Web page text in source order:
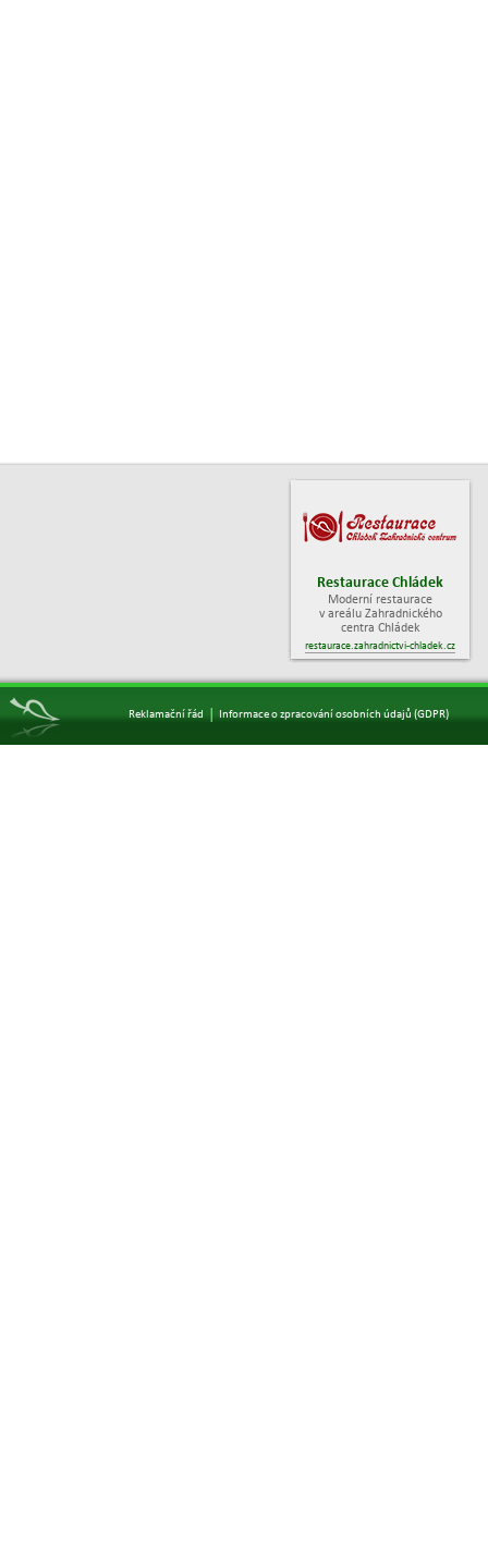
Restaurace Chládek
Moderní restaurace
v areálu Zahradnického
centra Chládek
restaurace.zahradnictvi-chladek.cz
Reklamační řád Informace o zpracování osobních údajů (GDPR)